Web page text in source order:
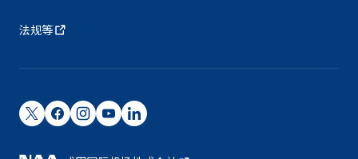
法规等